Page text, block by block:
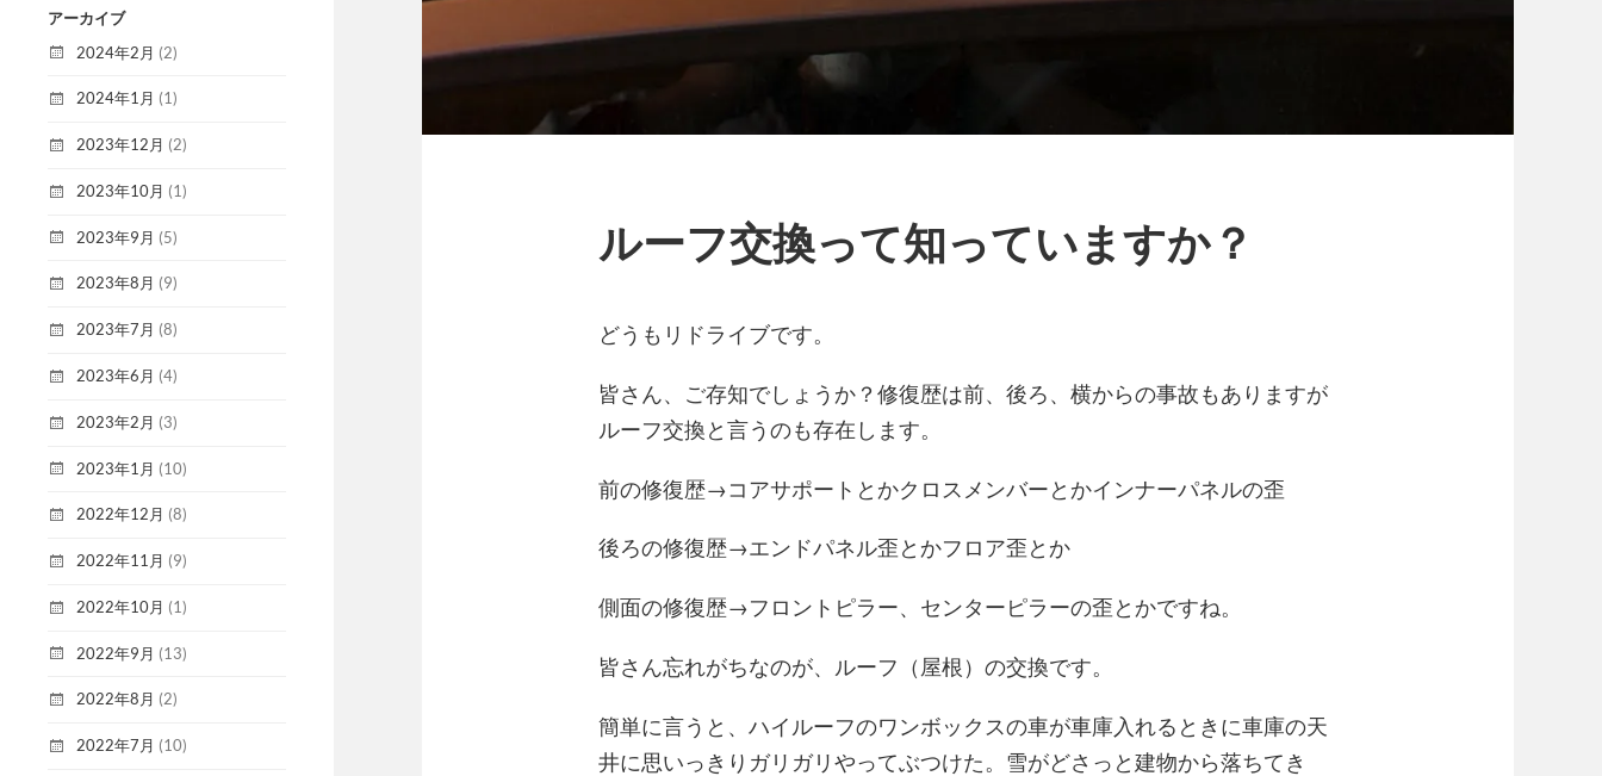
アーカイブ
2024年2月 (2)
2024年1月 (1)
2023年12月 (2)
2023年10月 (1)
2023年9月 (5)
2023年8月 (9)
2023年7月 (8)
2023年6月 (4)
2023年2月 (3)
2023年1月 (10)
2022年12月 (8)
2022年11月 (9)
2022年10月 (1)
2022年9月 (13)
2022年8月 (2)
2022年7月 (10)
ルーフ交換って知っていますか？
どうもリドライブです。
皆さん、ご存知でしょうか？修復歴は前、後ろ、横からの事故もありますが
ルーフ交換と言うのも存在します。
前の修復歴→コアサポートとかクロスメンバーとかインナーパネルの歪
後ろの修復歴→エンドパネル歪とかフロア歪とか
側面の修復歴→フロントピラー、センターピラーの歪とかですね。
皆さん忘れがちなのが、ルーフ（屋根）の交換です。
簡単に言うと、ハイルーフのワンボックスの車が車庫入れるときに車庫の天
井に思いっきりガリガリやってぶつけた。雪がどさっと建物から落ちてき